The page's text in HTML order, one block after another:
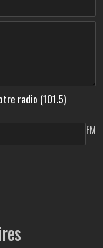
radio (101.5)
FM